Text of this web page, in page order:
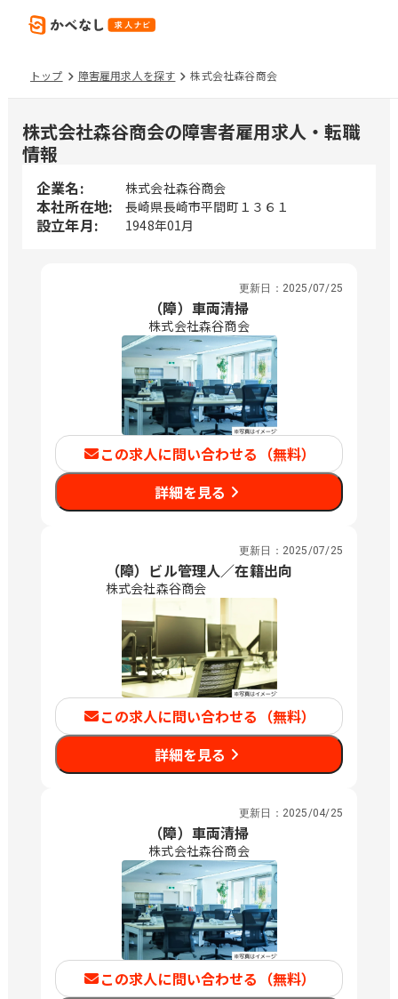
トップ 障害雇用求人を探す 株式会社森谷商会
株式会社森谷商会の障害者雇用求人・転職
情報
企業名: 株式会社森谷商会
本社所在地: 長崎県長崎市平間町１３６１
設立年月: 1948年01月
更新日： 2025/07/25
（障）車両清掃
株式会社森谷商会
この求人に問い合わせる（無料）
詳細を見る
更新日： 2025/07/25
（障）ビル管理人／在籍出向
株式会社森谷商会
この求人に問い合わせる（無料）
詳細を見る
更新日： 2025/04/25
（障）車両清掃
株式会社森谷商会
この求人に問い合わせる（無料）